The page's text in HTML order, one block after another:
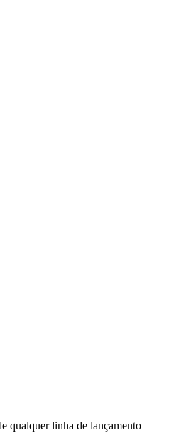
qualquer linha de lançamento